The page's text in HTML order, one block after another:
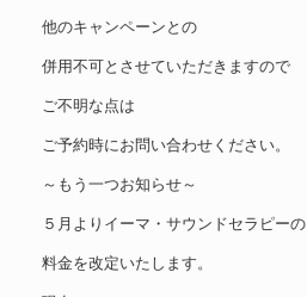
他のキャンペーンとの
併用不可とさせていただきますので
ご不明な点は
ご予約時にお問い合わせください。
～もう一つお知らせ～
５月よりイーマ・サウンドセラピーの
料金を改定いたします。